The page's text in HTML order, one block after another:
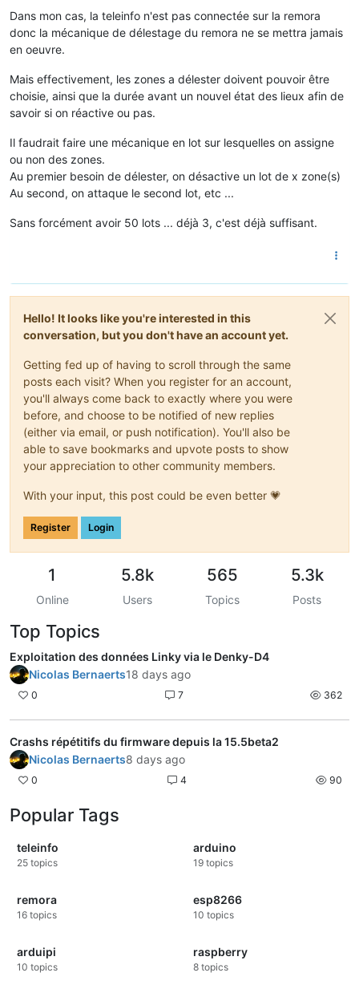
Dans mon cas, la teleinfo n'est pas connectée sur la remora
donc la mécanique de délestage du remora ne se mettra jamais
en oeuvre.
Mais effectivement, les zones a délester doivent pouvoir être
choisie, ainsi que la durée avant un nouvel état des lieux afin de
savoir si on réactive ou pas.
Il faudrait faire une mécanique en lot sur lesquelles on assigne
ou non des zones.
Au premier besoin de délester, on désactive un lot de x zone(s)
Au second, on attaque le second lot, etc ...
Sans forcément avoir 50 lots ... déjà 3, c'est déjà suffisant.
Hello! It looks like you're interested in this
conversation, but you don't have an account yet.
Getting fed up of having to scroll through the same
posts each visit? When you register for an account,
you'll always come back to exactly where you were
before, and choose to be notified of new replies
(either via email, or push notification). You'll also be
able to save bookmarks and upvote posts to show
your appreciation to other community members.
With your input, this post could be even better 💗
Register Login
1
Online
5.8k
Users
565
Topics
5.3k
Posts
Top Topics
Exploitation des données Linky via le Denky-D4
Nicolas Bernaerts18 days ago
0 7 362
Crashs répétitifs du firmware depuis la 15.5beta2
Nicolas Bernaerts8 days ago
0 4 90
Popular Tags
teleinfo
25 topics
arduino
19 topics
remora
16 topics
esp8266
10 topics
arduipi
10 topics
raspberry
8 topics